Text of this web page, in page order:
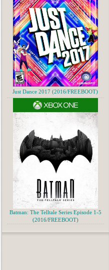
Just Dance 2017 (2016/FREEBOOT)
Batman: The Telltale Series Episode 1-5
(2016/FREEBOOT)